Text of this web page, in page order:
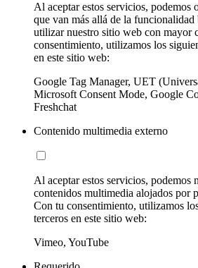
Al aceptar estos servicios, podemos
que van más allá de la funcionalidad
utilizar nuestro sitio web con mayor
consentimiento, utilizamos los
en este sitio web:
Google Tag Manager, UET
Microsoft Consent Mode, Google
Freshchat
Contenido multimedia externo
Al aceptar estos servicios, podemos
contenidos multimedia alojados por
Con tu consentimiento, utilizamos
terceros en este sitio web:
Vimeo, YouTube